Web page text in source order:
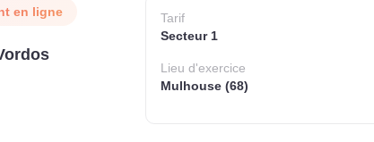
en ligne
Tarif
Secteur 1
Lieud'exercice
Mulhouse (68)